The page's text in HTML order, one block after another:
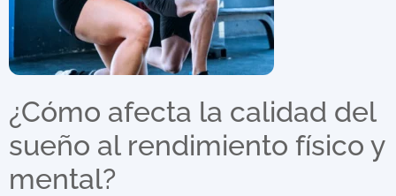
¿Cómo afecta la calidad del
sueño al rendimiento físico y
mental?